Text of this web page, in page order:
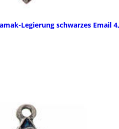
Legierung schwarzes Email